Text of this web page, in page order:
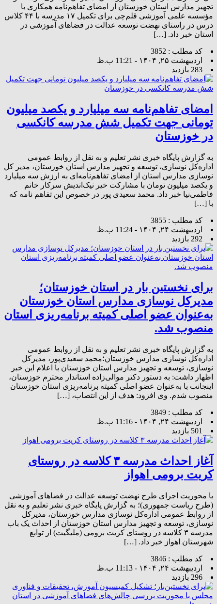
تجهیز مدارس استان خوزستان از امضای تفاهم‌نامه همکاری با
مؤسسه علمی آموزشی قلم‌چی برای تکمیل ۱۷ مدرسه با ۴۴ کلاس
درس در راستای نهضت توسعه عدالت در فضاهای آموزشی در
استان خبر داد. […]
کد مطلب : 3852
اردیبهشت ۲۵, ۱۴۰۴ - 11:21 ب.ظ
283 بازدید
امضای تفاهم‌نامه سه میلیارد و یکصد میلیون
تومانی جهت تکمیل شش مدرسه کانکسی
در خوزستان
به گزارش پایگاه خبری نشر تعلیم و به نقل از روابط‌ عمومی
اداره‌کل نوسازی، توسعه و تجهیز مدارس استان خوزستان، مدیر کل
نوسازی مدارس استان از امضای تفاهم‌نامه‌ای به ارزش سه میلیارد
و یکصد میلیون تومان با مشارکت خیر نیک‌اندیش سرکار خانم
فاطمی‌نیا خبر داد. محمد سعیدی پور در خصوص این تفاهم نامه که
با […]
کد مطلب : 3855
اردیبهشت ۲۴, ۱۴۰۴ - 11:24 ب.ظ
292 بازدید
برای نخستین بار در استان خوزستان؛
مدیرکل نوسازی مدارس استان خوزستان
به‌عنوان عضو اصلی کمیته برنامه‌ریزی استان
منصوب شد.
به گزارش پایگاه خبری نشر تعلیم و به نقل از روابط‌ عمومی
اداره‌کل نوسازی مدارس خوزستان؛محمد سعیدی‌پور، مدیرکل
نوسازی، توسعه و تجهیز مدارس استان خوزستان با اعلام این خبر
اظهار داشت: به دستور دکتر موالی‌زاده استاندار محترم خوزستان،
اینجانب با به‌عنوان عضو اصلی کمیته برنامه‌ریزی استان خوزستان
منصوب شدم. وی افزود: هدف از این انتصاب، […]
کد مطلب : 3849
اردیبهشت ۲۴, ۱۴۰۴ - 11:16 ب.ظ
501 بازدید
آغاز احداث مدرسه ۳ کلاسه در روستای
کریت برومی اهواز
با محوریت اجرای طرح نهضت توسعه عدالت در فضاهای آموزشی
(طرح ریاست جمهوری)؛ به گزارش پایگاه خبری نشر تعلیم و به نقل
از روابط عمومی اداره‌کل نوسازی مدارس خوزستان، مدیرکل
نوسازی، توسعه و تجهیز مدارس استان خوزستان از احداث یک باب
مدرسه ۳ کلاسه در روستای کریت برومی (ملیگیت) از توابع
شهرستان اهواز خبر داد. […]
کد مطلب : 3846
اردیبهشت ۲۴, ۱۴۰۴ - 11:13 ب.ظ
296 بازدید